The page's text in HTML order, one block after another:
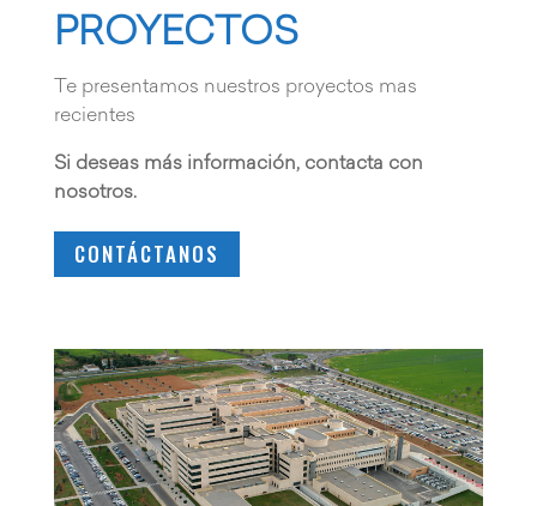
PROYECTOS
Te presentamos nuestros proyectos mas
recientes
Si deseas más información, contacta con
nosotros.
CONTÁCTANOS